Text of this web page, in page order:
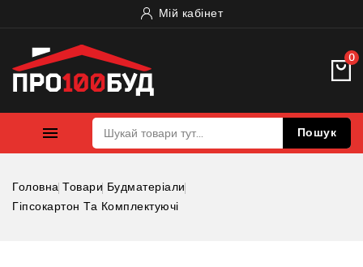
Мій кабінет
0
 Пошук
Головна Товари Будматеріали
Гіпсокартон Та Комплектуючі